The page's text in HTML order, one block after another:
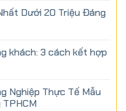
Dưới 20 Triệu Đáng
khách: 3 cách kết hợp
Nghiệp Thực Tế Mẫu
TPHCM